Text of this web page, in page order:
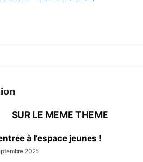
SUR LE MEME THEME
à l’espace jeunes !
2025